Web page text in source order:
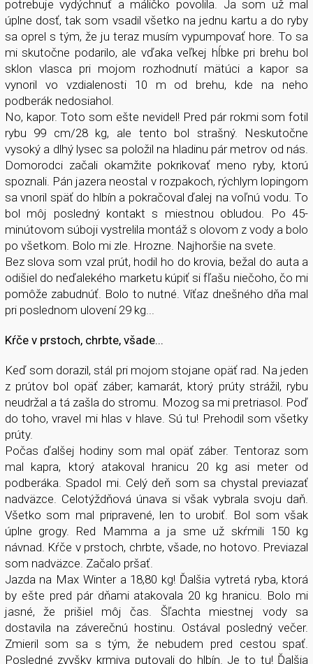
potrebuje vydýchnuť a máličko povolila. Ja som už mal
úplne dosť, tak som vsadil všetko na jednu kartu a do ryby
sa oprel s tým, že ju teraz musím vypumpovať hore. To sa
mi skutočne podarilo, ale vďaka veľkej hĺbke pri brehu bol
sklon vlasca pri mojom rozhodnutí mätúci a kapor sa
vynoril vo vzdialenosti 10 m od brehu, kde na neho
podberák nedosiahol.
No, kapor. Toto som ešte nevidel! Pred pár rokmi som fotil
rybu 99 cm/28 kg, ale tento bol strašný. Neskutočne
vysoký a dlhý lysec sa položil na hladinu pár metrov od nás.
Domorodci začali okamžite pokrikovať meno ryby, ktorú
spoznali. Pán jazera neostal v rozpakoch, rýchlym lopingom
sa vnoril späť do hlbín a pokračoval ďalej na voľnú vodu. To
bol môj posledný kontakt s miestnou obludou. Po 45-
minútovom súboji vystrelila montáž s olovom z vody a bolo
po všetkom. Bolo mi zle. Hrozne. Najhoršie na svete.
Bez slova som vzal prút, hodil ho do krovia, bežal do auta a
odišiel do neďalekého marketu kúpiť si fľašu niečoho, čo mi
pomôže zabudnúť. Bolo to nutné. Víťaz dnešného dňa mal
pri poslednom ulovení 29 kg...
Kŕče v prstoch, chrbte, všade...
Keď som dorazil, stál pri mojom stojane opäť rad. Na jeden
z prútov bol opäť záber; kamarát, ktorý prúty strážil, rybu
neudržal a tá zašla do stromu. Mozog sa mi pretriasol. Poď
do toho, vravel mi hlas v hlave. Sú tu! Prehodil som všetky
prúty.
Počas ďalšej hodiny som mal opäť záber. Tentoraz som
mal kapra, ktorý atakoval hranicu 20 kg asi meter od
podberáka. Spadol mi. Celý deň som sa chystal previazať
nadväzce. Celotýždňová únava si však vybrala svoju daň.
Všetko som mal pripravené, len to urobiť. Bol som však
úplne grogy. Red Mamma a ja sme už skŕmili 150 kg
návnad. Kŕče v prstoch, chrbte, všade, no hotovo. Previazal
som nadväzce. Začalo pršať.
Jazda na Max Winter a 18,80 kg! Ďalšia vytretá ryba, ktorá
by ešte pred pár dňami atakovala 20 kg hranicu. Bolo mi
jasné, že prišiel môj čas. Šľachta miestnej vody sa
dostavila na záverečnú hostinu. Ostával posledný večer.
Zmieril som sa s tým, že nebudem pred cestou spať.
Posledné zvyšky krmiva putovali do hlbín. Je to tu! Ďalšia